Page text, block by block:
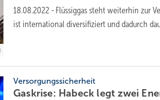
18.08.2022 - Flüssiggas steht weiterhin zur
ist international diversifiziert und dadurch
Versorgungssicherheit
Gaskrise: Habeck legt zwei